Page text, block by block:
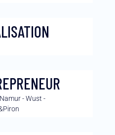
- Wust -